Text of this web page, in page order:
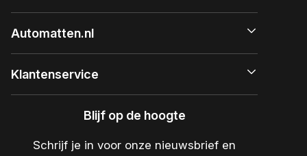
Automatten.nl
Klantenservice
Blijf op de hoogte
Schrijf je in voor onze nieuwsbrief en